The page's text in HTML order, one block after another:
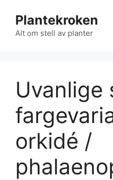
innhold
Plantekroken
Alt om stell av planter
Uvanlige
orkidé /